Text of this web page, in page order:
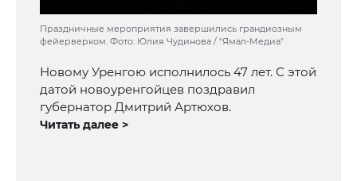
Праздничные мероприятия завершились грандиозным
фейерверком. Фото: Юлия Чудинова / "Ямал-Медиа"
Новому Уренгою исполнилось 47 лет. С этой
датой новоуренгойцев поздравил
губернатор Дмитрий Артюхов.
Читать далее >